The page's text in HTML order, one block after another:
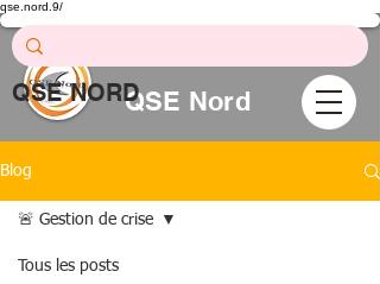
qse.nord.9/
QSE Nord
Conseil
QSE NORD
Blog
Tous les posts
🚨 Gestion de crise